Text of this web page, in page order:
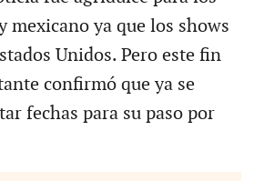
mexicano ya que los shows
Unidos. Pero este fin
confirmó que ya se
fechas para su paso por